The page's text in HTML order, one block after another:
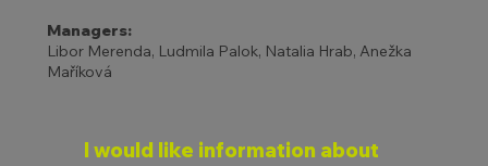
Managers:
Libor Merenda, Ludmila Palok, Natalia Hrab, Anežka
Maříková
I would like information about